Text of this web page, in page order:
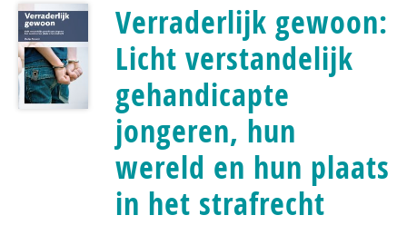
Verraderlijk gewoon:
Licht verstandelijk
gehandicapte
jongeren, hun
wereld en hun plaats
in het strafrecht